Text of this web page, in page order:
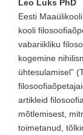
Leo Luks PhD
Eesti
kooli
vabariikliku
kogemine
ühtesulamisel”
artikleid
mõtlemisest,
toimetanud,